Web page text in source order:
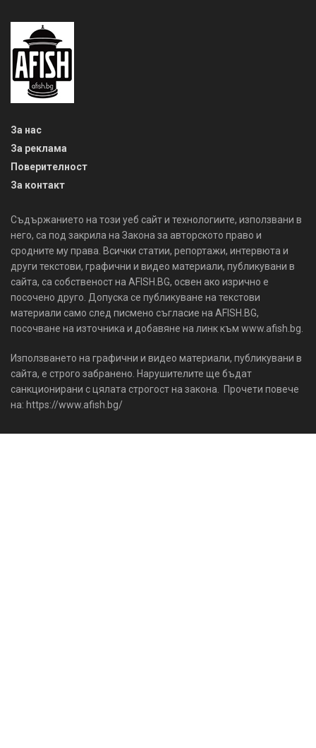
За нас
За реклама
Поверителност
За контакт
Съдържанието на този уеб сайт и технологиите, използвани в
него, са под закрила на Закона за авторското право и
сродните му права. Всички статии, репортажи, интервюта и
други текстови, графични и видео материали, публикувани в
сайта, са собственост на AFISH.BG, освен ако изрично е
посочено друго. Допуска се публикуване на текстови
материали само след писмено съгласие на AFISH.BG,
посочване на източника и добавяне на линк към www.afish.bg.
Използването на графични и видео материали, публикувани в
сайта, е строго забранено. Нарушителите ще бъдат
санкционирани с цялата строгост на закона. Прочети повече
на: https://www.afish.bg/